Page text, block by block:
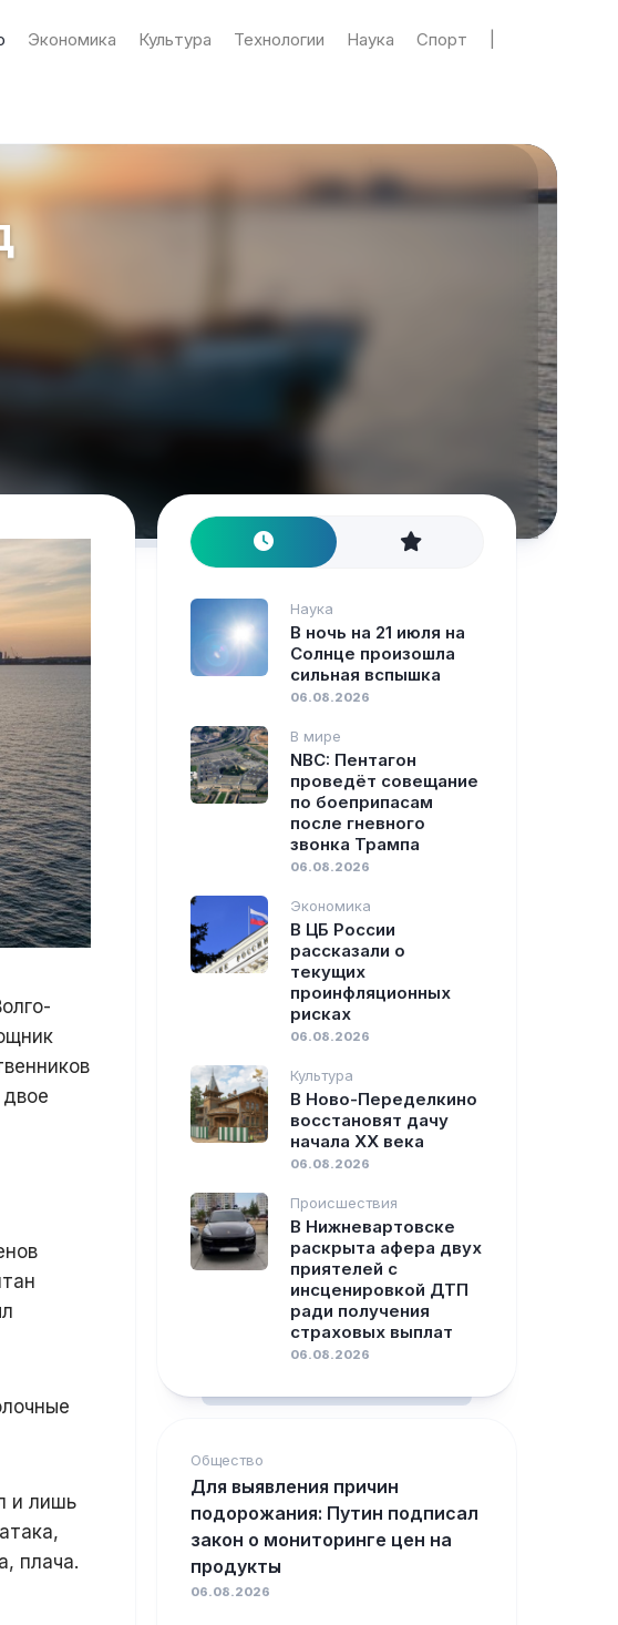
Экономика Культура Технологии Наука Спорт
и лишь
плача.
Наука
В ночь на 21 июля на
Солнце произошла
сильная вспышка
06.08.2026
В мире
NBC: Пентагон
проведёт совещание
по боеприпасам
после гневного
звонка Трампа
06.08.2026
Экономика
В ЦБ России
рассказали о
текущих
проинфляционных
рисках
06.08.2026
Культура
В Ново-Переделкино
восстановят дачу
начала XX века
06.08.2026
Происшествия
В Нижневартовске
раскрыта афера двух
приятелей с
инсценировкой ДТП
ради получения
страховых выплат
06.08.2026
Общество
Для выявления причин
подорожания: Путин подписал
закон о мониторинге цен на
продукты
06.08.2026